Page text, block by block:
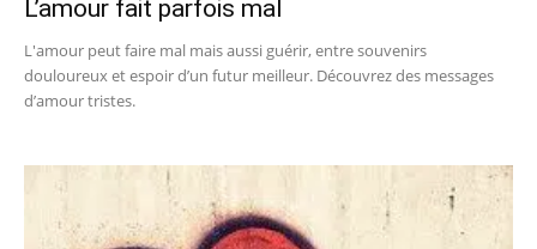
L’amour fait parfois mal
L'amour peut faire mal mais aussi guérir, entre souvenirs
douloureux et espoir d’un futur meilleur. Découvrez des messages
d’amour tristes.